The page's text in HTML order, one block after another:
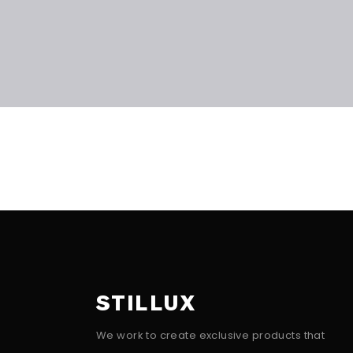
STILLUX
We work to create exclusive products that